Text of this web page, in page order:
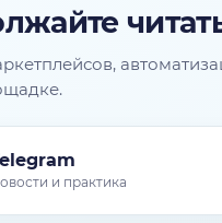
и практика